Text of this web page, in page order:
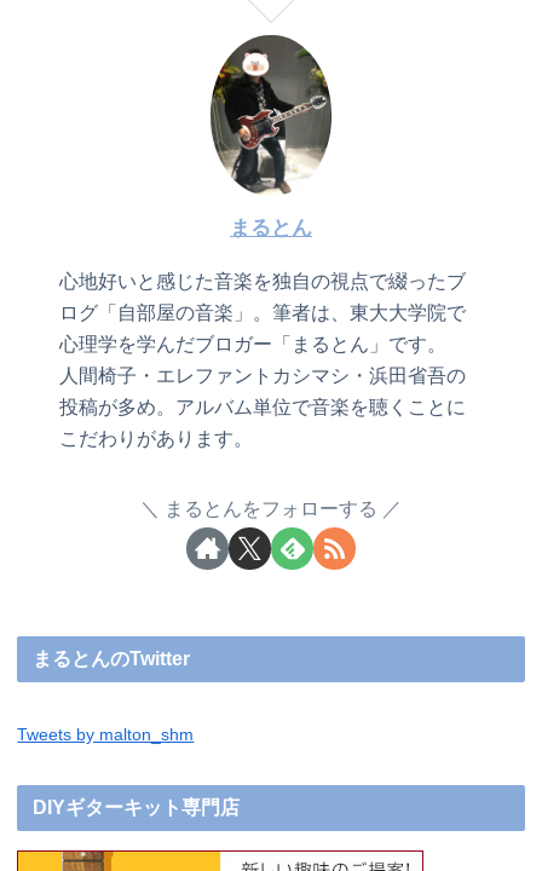
まるとん
心地好いと感じた音楽を独自の視点で綴ったブ
ログ「自部屋の音楽」。筆者は、東大大学院で
心理学を学んだブロガー「まるとん」です。
人間椅子・エレファントカシマシ・浜田省吾の
投稿が多め。アルバム単位で音楽を聴くことに
こだわりがあります。
まるとんをフォローする
まるとんのTwitter
Tweets by malton_shm
DIYギターキット専門店